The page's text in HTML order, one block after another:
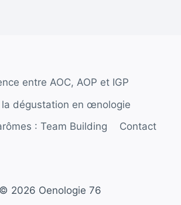
entre AOC, AOP et IGP
dégustation en œnologie
: Team Building
Contact
© 2026 Oenologie 76